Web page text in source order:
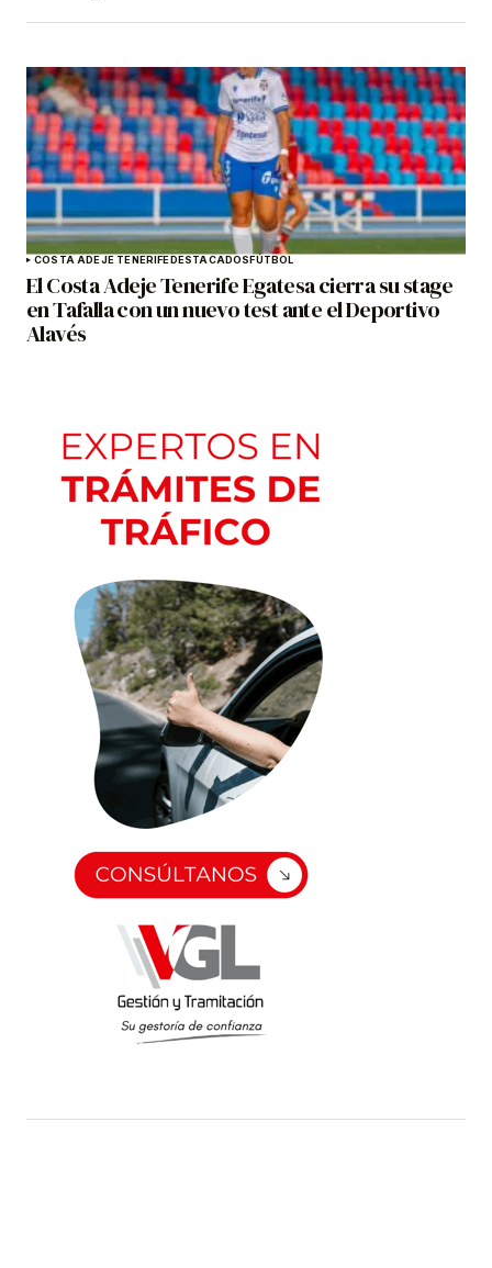
COSTA ADEJE TENERIFEDESTACADOSFÚTBOL
El Costa Adeje Tenerife Egatesa cierra su stage
en Tafalla con un nuevo test ante el Deportivo
Alavés